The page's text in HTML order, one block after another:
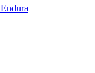
Endura